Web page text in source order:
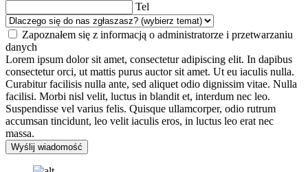
Tel
Zapoznałem się z informacją o administratorze i przetwarzaniu
danych
Lorem ipsum dolor sit amet, consectetur adipiscing elit. In dapibus
consectetur orci, ut mattis purus auctor sit amet. Ut eu iaculis nulla.
Curabitur facilisis nulla ante, sed aliquet odio dignissim vitae. Nulla
facilisi. Morbi nisl velit, luctus in blandit et, interdum nec leo.
Suspendisse vel varius felis. Quisque ullamcorper, odio rutrum
accumsan tincidunt, leo velit iaculis eros, in luctus leo erat nec
massa.
Wyślij wiadomość